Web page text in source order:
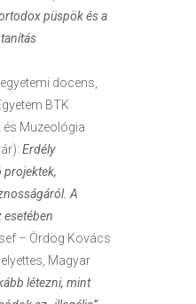
püspök és a
docens,
BTK
és Muzeológia
Erdély
projektek,
A
esetében
– Ördög Kovács
Magyar
létezni, mint